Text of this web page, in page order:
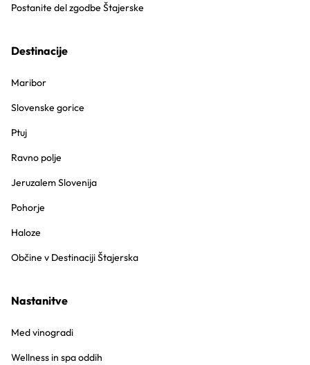
Postanite del zgodbe Štajerske
Destinacije
Maribor
Slovenske gorice
Ptuj
Ravno polje
Jeruzalem Slovenija
Pohorje
Haloze
Občine v Destinaciji Štajerska
Nastanitve
Med vinogradi
Wellness in spa oddih